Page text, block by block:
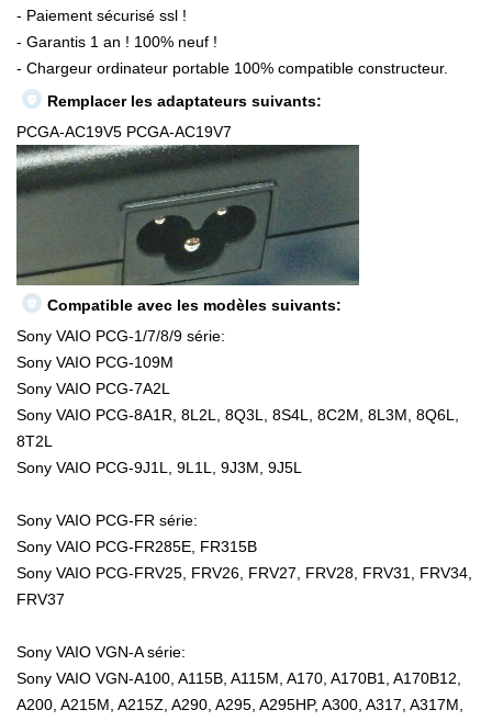
- Paiement sécurisé ssl !
- Garantis 1 an ! 100% neuf !
- Chargeur ordinateur portable 100% compatible constructeur.
Remplacer les adaptateurs suivants:
PCGA-AC19V5 PCGA-AC19V7
Compatible avec les modèles suivants:
Sony VAIO PCG-1/7/8/9 série:
Sony VAIO PCG-109M
Sony VAIO PCG-7A2L
Sony VAIO PCG-8A1R, 8L2L, 8Q3L, 8S4L, 8C2M, 8L3M, 8Q6L,
8T2L
Sony VAIO PCG-9J1L, 9L1L, 9J3M, 9J5L
Sony VAIO PCG-FR série:
Sony VAIO PCG-FR285E, FR315B
Sony VAIO PCG-FRV25, FRV26, FRV27, FRV28, FRV31, FRV34,
FRV37
Sony VAIO VGN-A série:
Sony VAIO VGN-A100, A115B, A115M, A170, A170B1, A170B12,
A200, A215M, A215Z, A290, A295, A295HP, A300, A317, A317M,